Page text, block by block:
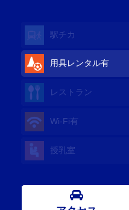
駅チカ
用具レンタル有
レストラン
Wi-Fi有
授乳室